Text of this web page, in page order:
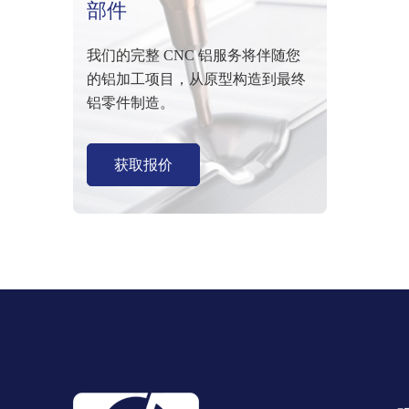
部件
我们的完整 CNC 铝服务将伴随您
的铝加工项目，从原型构造到最终
铝零件制造。
获取报价